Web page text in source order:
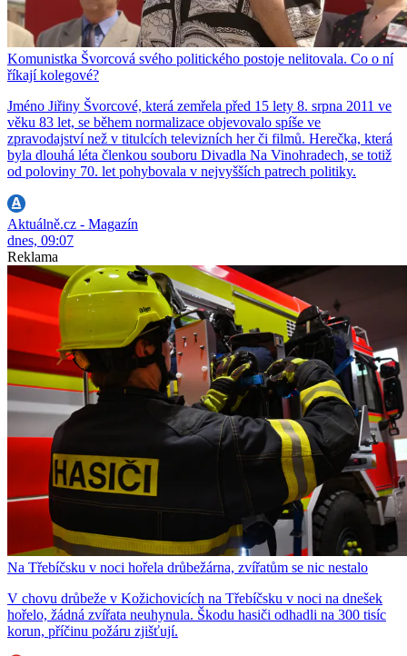
Komunistka Švorcová svého politického postoje nelitovala. Co o ní
říkají kolegové?
Jméno Jiřiny Švorcové, která zemřela před 15 lety 8. srpna 2011 ve
věku 83 let, se během normalizace objevovalo spíše ve
zpravodajství než v titulcích televizních her či filmů. Herečka, která
byla dlouhá léta členkou souboru Divadla Na Vinohradech, se totiž
od poloviny 70. let pohybovala v nejvyšších patrech politiky.
Aktuálně.cz - Magazín
dnes, 09:07
Reklama
Na Třebíčsku v noci hořela drůbežárna, zvířatům se nic nestalo
V chovu drůbeže v Kožichovicích na Třebíčsku v noci na dnešek
hořelo, žádná zvířata neuhynula. Škodu hasiči odhadli na 300 tisíc
korun, příčinu požáru zjišťují.